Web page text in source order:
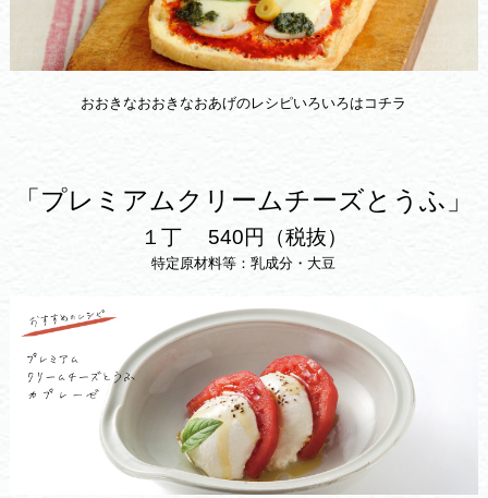
おおきなおおきなおあげのレシピいろいろはコチラ
「プレミアムクリームチーズとうふ」
１丁 540円（税抜）
特定原材料等：乳成分・大豆